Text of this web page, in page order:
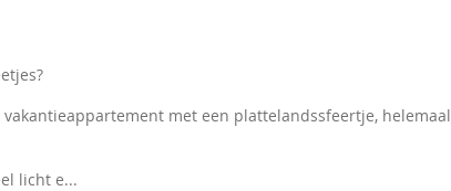
met een plattelandssfeertje, helemaal
licht e...